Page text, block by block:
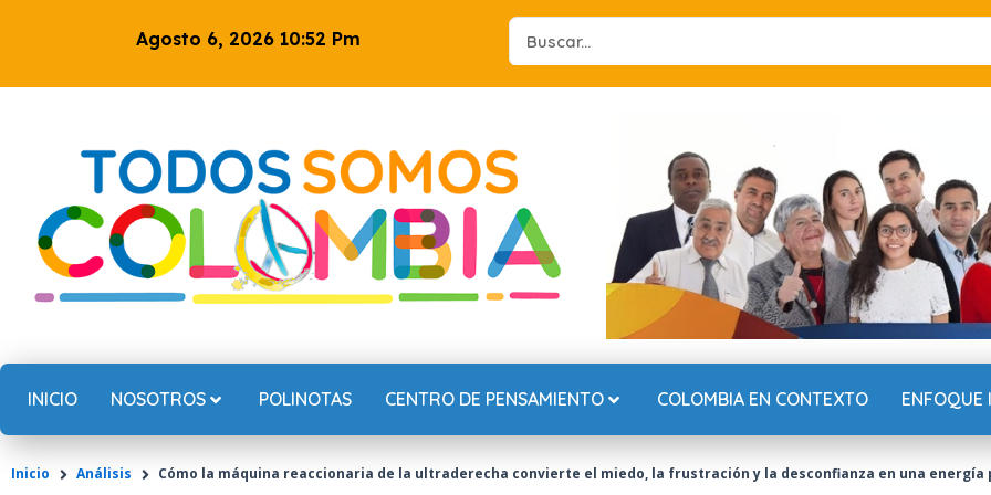
Agosto 6, 2026 10:52 Pm
Search
...
INICIO NOSOTROS POLINOTAS CENTRO DE PENSAMIENTO COLOMBIA EN CONTEXTO ENFOQUE
Inicio Análisis Cómo la máquina reaccionaria de la ultraderecha convierte el miedo, la frustración y la desconfianza en una